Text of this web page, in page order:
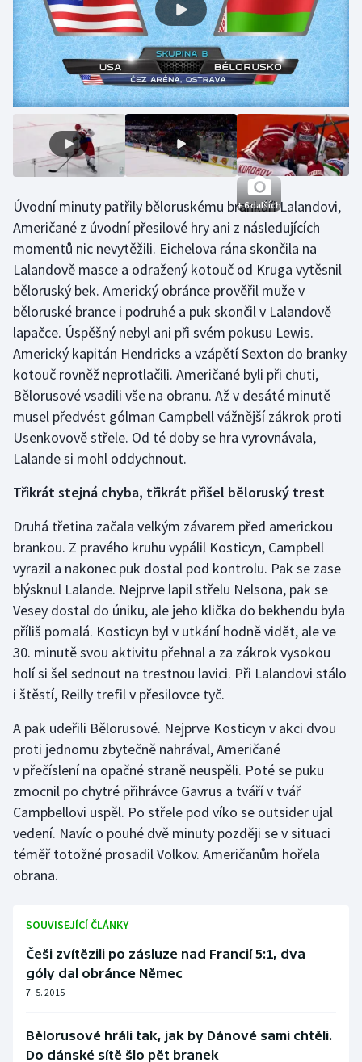
Gymnastika
Házená
Jezdectví
Judo
Krasobruslení
Lezení
Lyže a snowboard
Moderní pětiboj
Motorsport
Olympijské hry
Parasport
Plavání
Ragby
Rychlobruslení
Rychlostní kanoistika
Short track
Sportovní střelba
Triatlon
Veslování
Vodní slalom
+ 6 dalších
Úvodní minuty patřily běloruskému brankáři Lalandovi,
Američané z úvodní přesilové hry ani z následujících
momentů nic nevytěžili. Eichelova rána skončila na
Lalandově masce a odražený kotouč od Kruga vytěsnil
běloruský bek. Americký obránce prověřil muže v
běloruské brance i podruhé a puk skončil v Lalandově
lapačce. Úspěšný nebyl ani při svém pokusu Lewis.
Americký kapitán Hendricks a vzápětí Sexton do branky
kotouč rovněž neprotlačili. Američané byli při chuti,
Bělorusové vsadili vše na obranu. Až v desáté minutě
musel předvést gólman Campbell vážnější zákrok proti
Usenkovově střele. Od té doby se hra vyrovnávala,
Lalande si mohl oddychnout.
Třikrát stejná chyba, třikrát přišel běloruský trest
Druhá třetina začala velkým závarem před americkou
brankou. Z pravého kruhu vypálil Kosticyn, Campbell
vyrazil a nakonec puk dostal pod kontrolu. Pak se zase
blýsknul Lalande. Nejprve lapil střelu Nelsona, pak se
Vesey dostal do úniku, ale jeho klička do bekhendu byla
příliš pomalá. Kosticyn byl v utkání hodně vidět, ale ve
30. minutě svou aktivitu přehnal a za zákrok vysokou
holí si šel sednout na trestnou lavici. Při Lalandovi stálo
i štěstí, Reilly trefil v přesilovce tyč.
A pak udeřili Bělorusové. Nejprve Kosticyn v akci dvou
proti jednomu zbytečně nahrával, Američané
v přečíslení na opačné straně neuspěli. Poté se puku
zmocnil po chytré přihrávce Gavrus a tváří v tvář
Campbellovi uspěl. Po střele pod víko se outsider ujal
vedení. Navíc o pouhé dvě minuty později se v situaci
téměř totožné prosadil Volkov. Američanům hořela
obrana.
SOUVISEJÍCÍ ČLÁNKY
Češi zvítězili po zásluze nad Francií 5:1, dva
góly dal obránce Němec
7. 5. 2015
Bělorusové hráli tak, jak by Dánové sami chtěli.
Do dánské sítě šlo pět branek